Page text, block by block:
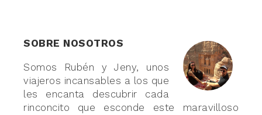
SOBRE NOSOTROS
Somos Rubén y Jeny, unos
viajeros incansables a los que
les encanta descubrir cada
rinconcito que esconde este maravilloso